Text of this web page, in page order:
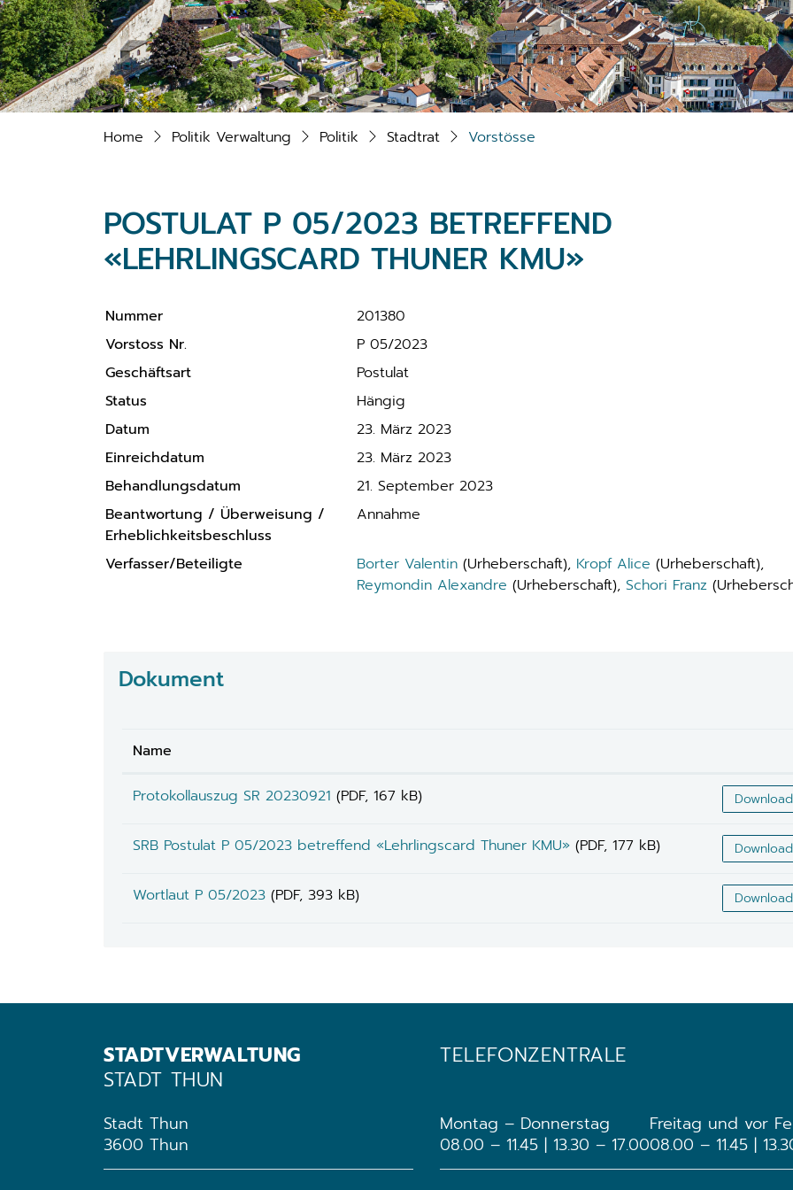
Home Politik Verwaltung Politik Stadtrat Vorstösse
POSTULAT P 05/2023 BETREFFEND
«LEHRLINGSCARD THUNER KMU»
Nummer
201380
Vorstoss Nr.
P 05/2023
Geschäftsart
Postulat
Status
Hängig
Datum
23. März 2023
Einreichdatum
23. März 2023
Behandlungsdatum
21. September 2023
Beantwortung / Überweisung /
Erheblichkeitsbeschluss
Annahme
Verfasser/Beteiligte Borter Valentin(Urheberschaft), Kropf Alice (Urheberschaft),
Reymondin Alexandre (Urheberschaft), Schori Franz
Dokument
Name
Protokollauszug SR 20230921 (PDF, 167 kB) Download
SRB Postulat P 05/2023 betreffend «Lehrlingscard Thuner KMU» (PDF, 177 kB) Download
Wortlaut P 05/2023 (PDF, 393 kB) Download
STADTVERWALTUNG
STADT THUN
Stadt Thun
3600 Thun
TELEFONZENTRALE
Montag – Donnerstag
08.00 – 11.45 | 13.30 – 17.00
Freitag und vor
08.00 – 11.45 |